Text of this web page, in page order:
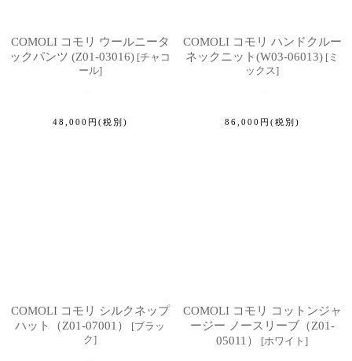
COMOLI コモリ ウールニータ
ックパンツ (Z01-03016) [チャコ
ール]
48,000 円 (税別)
COMOLI コモリ ハンドクルー
ネックニット(W03-06013) [ ミ
ックス]
86,000 円 (税別)
COMOLI コモリ シルクネップ
ハット（Z01-07001）
[ブラッ
ク]
COMOLI コモリ コットンジャ
ージー ノースリーブ（Z01-
05011）
[ホワイト ]